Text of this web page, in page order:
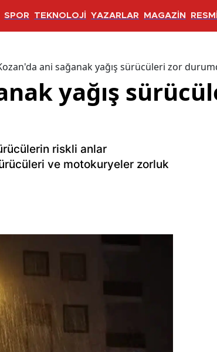
SPOR TEKNOLOJİ YAZARLAR MAGAZİN
ani sağanak yağış sürücüleri zor
yağış
riskli anlar
ve motokuryeler zorluk